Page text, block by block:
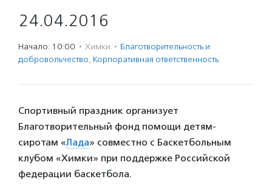
24.04.2016
Начало: 10:00 · Химки · Благотвори­тель­ность и
доброволь­чест­во, Корпоративная ответственность
Спортивный праздник организует
Благотворительный фонд помощи детям-
сиротам «Лада» совместно с Баскетбольным
клубом «Химки» при поддержке Российской
федерации баскетбола.